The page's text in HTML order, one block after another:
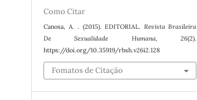
Como Citar
Canosa, A. . (2015). EDITORIAL.
Revista Brasileira
De Sexualidade Humana, 26(2).
https://doi.org/10.35919/rbsh.v26i2.128
Fomatos de Citação